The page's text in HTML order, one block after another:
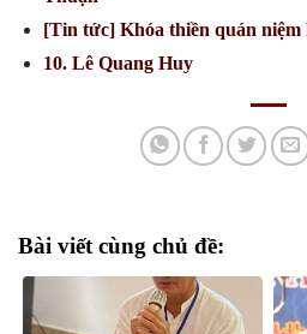
[Tin tức] Khóa thiền quán niệm
10. Lê Quang Huy
Bài viết cùng chủ đề: